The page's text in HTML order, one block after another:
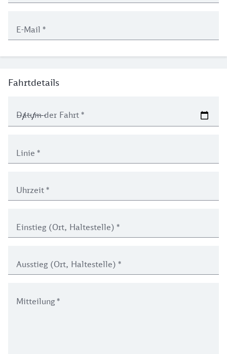
E-Mail *
Fahrtdetails
Datum der Fahrt *
Linie *
Uhrzeit *
Einstieg (Ort, Haltestelle) *
Ausstieg (Ort, Haltestelle) *
Mitteilung *